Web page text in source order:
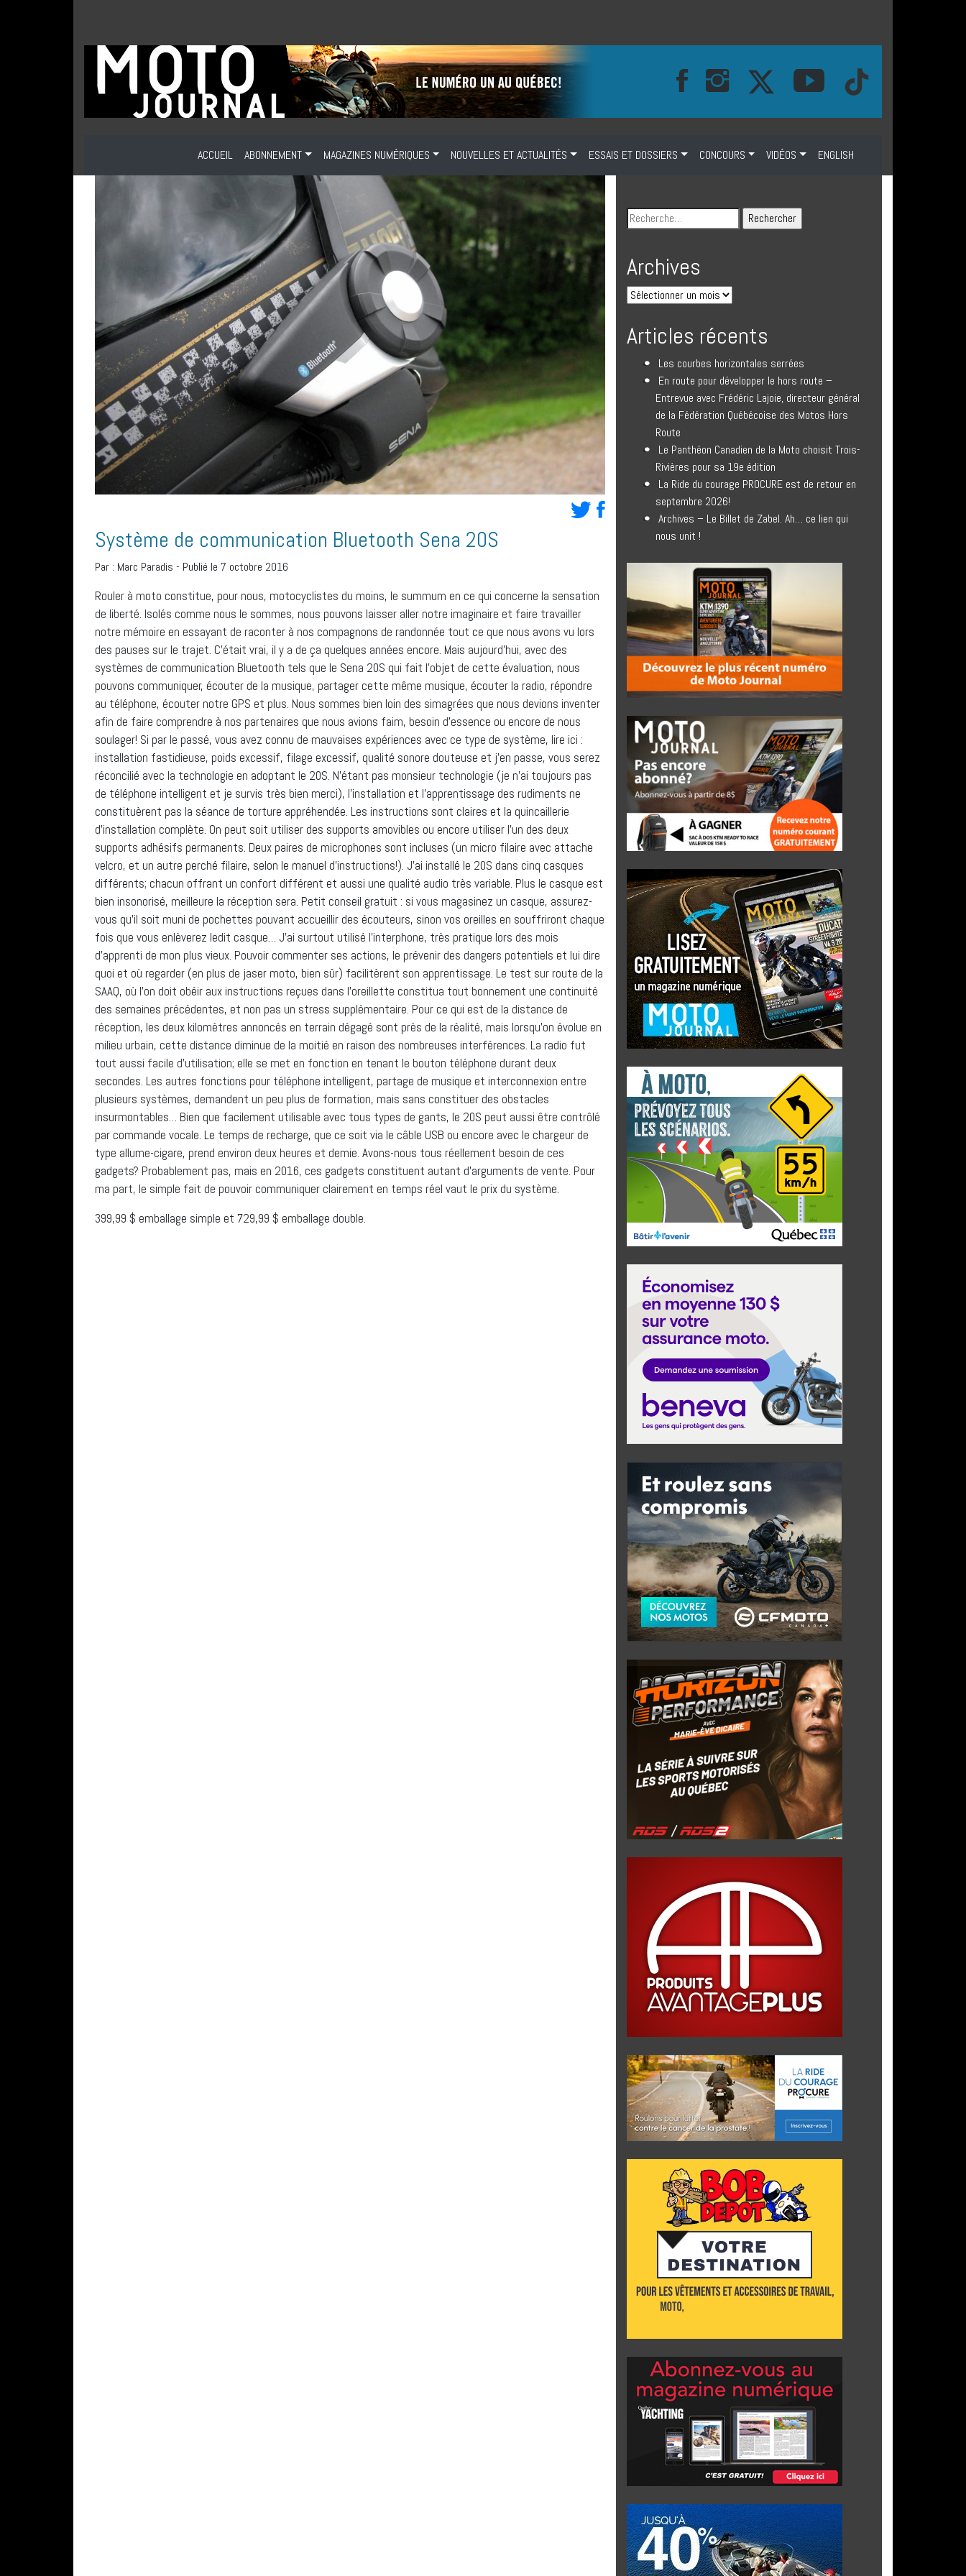
ACCUEIL ABONNEMENT MAGAZINES NUMÉRIQUES NOUVELLES ET ACTUALITÉS ESSAIS ET DOSSIERS CONCOURS VIDÉOS ENGLISH
Système de communication Bluetooth Sena 20S
Par : Marc Paradis - Publié le 7 octobre 2016
Rouler à moto constitue, pour nous, motocyclistes du moins, le summum en ce qui concerne la sensation
de liberté. Isolés comme nous le sommes, nous pouvons laisser aller notre imaginaire et faire travailler
notre mémoire en essayant de raconter à nos compagnons de randonnée tout ce que nous avons vu lors
des pauses sur le trajet. C’était vrai, il y a de ça quelques années encore. Mais aujourd’hui, avec des
systèmes de communication Bluetooth tels que le Sena 20S qui fait l’objet de cette évaluation, nous
pouvons communiquer, écouter de la musique, partager cette même musique, écouter la radio, répondre
au téléphone, écouter notre GPS et plus. Nous sommes bien loin des simagrées que nous devions inventer
afin de faire comprendre à nos partenaires que nous avions faim, besoin d’essence ou encore de nous
soulager! Si par le passé, vous avez connu de mauvaises expériences avec ce type de système, lire ici :
installation fastidieuse, poids excessif, filage excessif, qualité sonore douteuse et j’en passe, vous serez
réconcilié avec la technologie en adoptant le 20S. N’étant pas monsieur technologie (je n’ai toujours pas
de téléphone intelligent et je survis très bien merci), l’installation et l’apprentissage des rudiments ne
constituèrent pas la séance de torture appréhendée. Les instructions sont claires et la quincaillerie
d’installation complète. On peut soit utiliser des supports amovibles ou encore utiliser l’un des deux
supports adhésifs permanents. Deux paires de microphones sont incluses (un micro filaire avec attache
velcro, et un autre perché filaire, selon le manuel d’instructions!). J’ai installé le 20S dans cinq casques
différents; chacun offrant un confort différent et aussi une qualité audio très variable. Plus le casque est
bien insonorisé, meilleure la réception sera. Petit conseil gratuit : si vous magasinez un casque, assurez-
vous qu’il soit muni de pochettes pouvant accueillir des écouteurs, sinon vos oreilles en souffriront chaque
fois que vous enlèverez ledit casque… J’ai surtout utilisé l’interphone, très pratique lors des mois
d’apprenti de mon plus vieux. Pouvoir commenter ses actions, le prévenir des dangers potentiels et lui dire
quoi et où regarder (en plus de jaser moto, bien sûr) facilitèrent son apprentissage. Le test sur route de la
SAAQ, où l’on doit obéir aux instructions reçues dans l’oreillette constitua tout bonnement une continuité
des semaines précédentes, et non pas un stress supplémentaire. Pour ce qui est de la distance de
réception, les deux kilomètres annoncés en terrain dégagé sont près de la réalité, mais lorsqu’on évolue en
milieu urbain, cette distance diminue de la moitié en raison des nombreuses interférences. La radio fut
tout aussi facile d’utilisation; elle se met en fonction en tenant le bouton téléphone durant deux
secondes. Les autres fonctions pour téléphone intelligent, partage de musique et interconnexion entre
plusieurs systèmes, demandent un peu plus de formation, mais sans constituer des obstacles
insurmontables… Bien que facilement utilisable avec tous types de gants, le 20S peut aussi être contrôlé
par commande vocale. Le temps de recharge, que ce soit via le câble USB ou encore avec le chargeur de
type allume-cigare, prend environ deux heures et demie. Avons-nous tous réellement besoin de ces
gadgets? Probablement pas, mais en 2016, ces gadgets constituent autant d’arguments de vente. Pour
ma part, le simple fait de pouvoir communiquer clairement en temps réel vaut le prix du système.
399,99 $ emballage simple et 729,99 $ emballage double.
Archives
Articles récents
Les courbes horizontales serrées
En route pour développer le hors route –
Entrevue avec Frédéric Lajoie, directeur général
de la Fédération Québécoise des Motos Hors
Route
Le Panthéon Canadien de la Moto choisit Trois-
Rivières pour sa 19e édition
La Ride du courage PROCURE est de retour en
septembre 2026!
Archives – Le Billet de Zabel. Ah… ce lien qui
nous unit !